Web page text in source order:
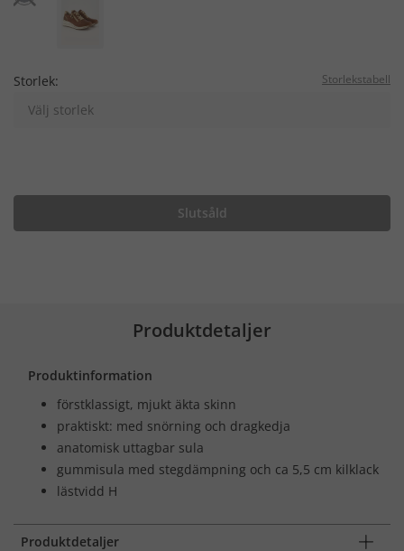
Storlek: Storlekstabell
Välj storlek
Slutsåld
Produktdetaljer
Produktinformation
förstklassigt, mjukt äkta skinn
praktiskt: med snörning och dragkedja
anatomisk uttagbar sula
gummisula med stegdämpning och ca 5,5 cm kilklack
lästvidd H
Produktdetaljer